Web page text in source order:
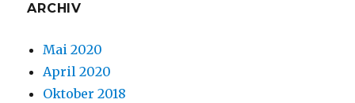
ARCHIV
Mai 2020
April 2020
Oktober 2018